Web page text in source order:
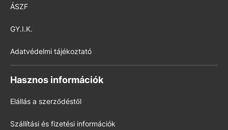
ÁSZF
GY.I.K.
Adatvédelmi tájékoztató
Hasznos információk
Elállás a szerződéstől
Szállítási és fizetési információk